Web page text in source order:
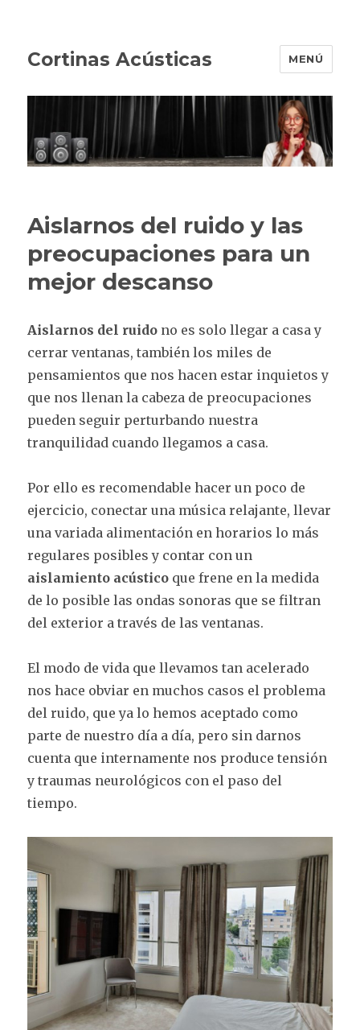
Cortinas Acústicas MENÚ
Aislarnos del ruido y las
preocupaciones para un
mejor descanso
Aislarnos del ruido no es solo llegar a casa y
cerrar ventanas, también los miles de
pensamientos que nos hacen estar inquietos y
que nos llenan la cabeza de preocupaciones
pueden seguir perturbando nuestra
tranquilidad cuando llegamos a casa.
Por ello es recomendable hacer un poco de
ejercicio, conectar una música relajante, llevar
una variada alimentación en horarios lo más
regulares posibles y contar con un
aislamiento acústico que frene en la medida
de lo posible las ondas sonoras que se filtran
del exterior a través de las ventanas.
El modo de vida que llevamos tan acelerado
nos hace obviar en muchos casos el problema
del ruido, que ya lo hemos aceptado como
parte de nuestro día a día, pero sin darnos
cuenta que internamente nos produce tensión
y traumas neurológicos con el paso del
tiempo.